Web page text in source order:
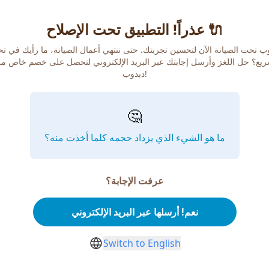
عذراً! التطبيق تحت الإصلاح 🔌
تحت الصيانة الآن لتحسين تجربتك. حتى ننتهي أعمال الصيانة، ما رأيك في
حل اللغز وأرسل إجابتك عبر البريد الإلكتروني لتحصل على خصم خاص
دبدوب!
🤔
ما هو الشيء الذي يزداد حجمه كلما أخذت منه؟
عرفت الإجابة؟
نعم! أرسلها عبر البريد الإلكتروني
Switch to English